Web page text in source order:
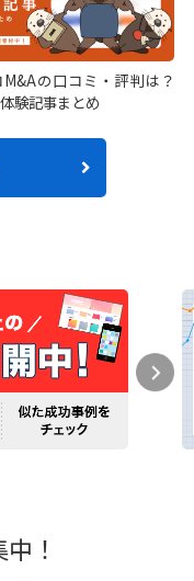
の口コミ・評判は？
験記事まとめ
！